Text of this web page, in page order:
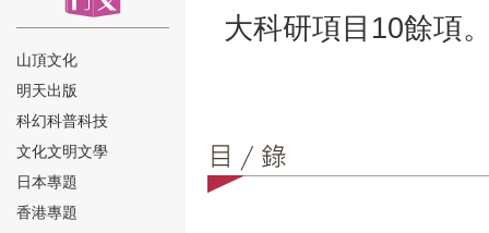
⑬
山頂文化
明天出版
科幻科普科技
文化文明文學
日本專題
香港專題
大科研項目10餘項